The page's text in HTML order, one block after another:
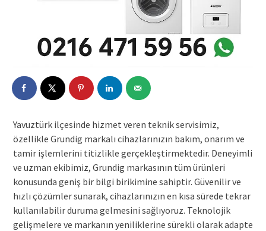
Yavuztürk ilçesinde hizmet veren teknik servisimiz,
özellikle Grundig markalı cihazlarınızın bakım, onarım ve
tamir işlemlerini titizlikle gerçekleştirmektedir. Deneyimli
ve uzman ekibimiz, Grundig markasının tüm ürünleri
konusunda geniş bir bilgi birikimine sahiptir. Güvenilir ve
hızlı çözümler sunarak, cihazlarınızın en kısa sürede tekrar
kullanılabilir duruma gelmesini sağlıyoruz. Teknolojik
gelişmelere ve markanın yeniliklerine sürekli olarak adapte